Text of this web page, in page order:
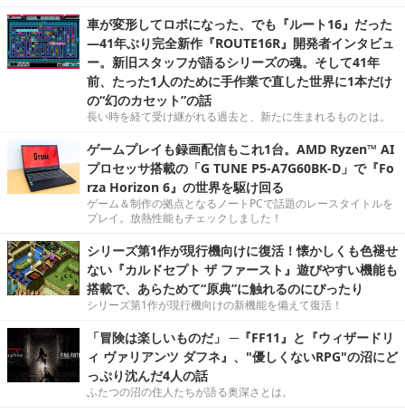
車が変形してロボになった、でも『ルート16』だった
―41年ぶり完全新作『ROUTE16R』開発者インタビュ
ー。新旧スタッフが語るシリーズの魂。そして41年
前、たった1人のために手作業で直した世界に1本だけ
の“幻のカセット”の話
長い時を経て受け継がれる過去と、新たに生まれるものとは。
ゲームプレイも録画配信もこれ1台。AMD Ryzen™ AI
プロセッサ搭載の「G TUNE P5-A7G60BK-D」で『Fo
rza Horizon 6』の世界を駆け回る
ゲーム＆制作の拠点となるノートPCで話題のレースタイトルを
プレイ。放熱性能もチェックしました！
シリーズ第1作が現行機向けに復活！懐かしくも色褪せ
ない『カルドセプト ザ ファースト』遊びやすい機能も
搭載で、あらためて“原典”に触れるのにぴったり
シリーズ第1作が現行機向けの新機能を備えて復活！
「冒険は楽しいものだ」 ─『FF11』と『ウィザードリ
ィ ヴァリアンツ ダフネ』、"優しくないRPG"の沼にど
っぷり沈んだ4人の話
ふたつの沼の住人たちが語る奥深さとは。